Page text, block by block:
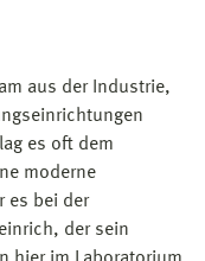
aus der Industrie,
es oft dem
moderne
es bei der
der sein